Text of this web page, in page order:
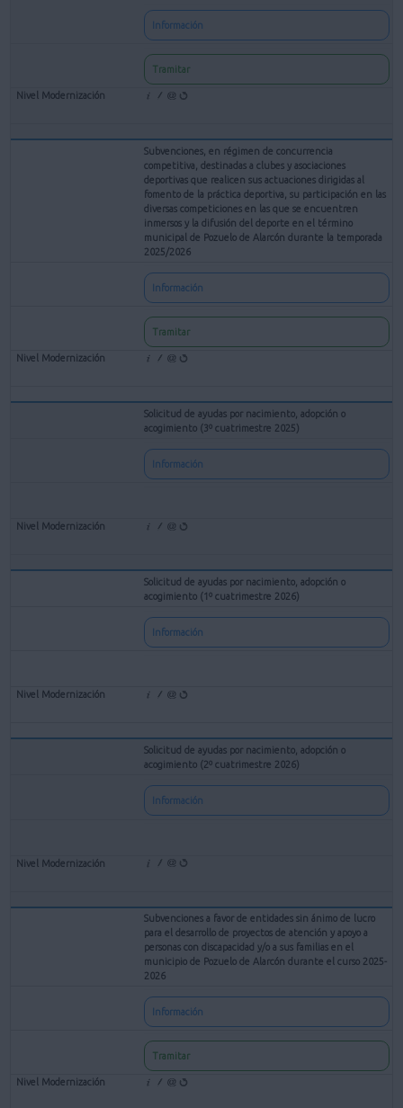
Información
Tramitar
Subvenciones, en régimen de concurrencia
competitiva, destinadas a clubes y asociaciones
deportivas que realicen sus actuaciones dirigidas al
fomento de la práctica deportiva, su participación en las
diversas competiciones en las que se encuentren
inmersos y la difusión del deporte en el término
municipal de Pozuelo de Alarcón durante la temporada
2025/2026
Información
Tramitar
Solicitud de ayudas por nacimiento, adopción o
acogimiento (3º cuatrimestre 2025)
Información
Solicitud de ayudas por nacimiento, adopción o
acogimiento (1º cuatrimestre 2026)
Información
Solicitud de ayudas por nacimiento, adopción o
acogimiento (2º cuatrimestre 2026)
Información
Subvenciones a favor de entidades sin ánimo de lucro
para el desarrollo de proyectos de atención y apoyo a
personas con discapacidad y/o a sus familias en el
municipio de Pozuelo de Alarcón durante el curso 2025-
2026
Información
Tramitar